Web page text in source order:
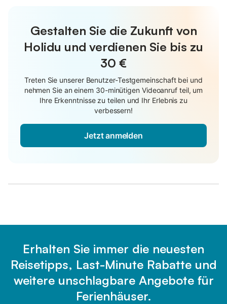
Gestalten Sie die Zukunft von
Holidu und verdienen Sie bis zu
30 €
Treten Sie unserer Benutzer-Testgemeinschaft bei und
nehmen Sie an einem 30-minütigen Videoanruf teil, um
Ihre Erkenntnisse zu teilen und Ihr Erlebnis zu
verbessern!
Jetzt anmelden
Erhalten Sie immer die neuesten
Reisetipps, Last-Minute Rabatte und
weitere unschlagbare Angebote für
Ferienhäuser.